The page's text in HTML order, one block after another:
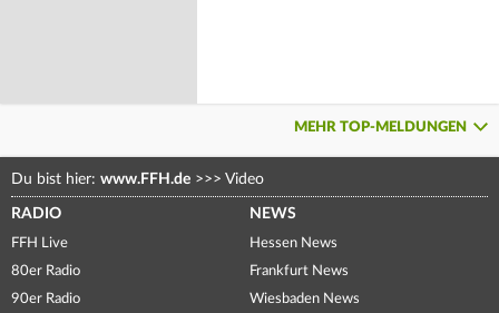
MEHR TOP-MELDUNGEN
Du bist hier: www.FFH.de >>> Video
RADIO
FFH Live
80er Radio
90er Radio
NEWS
Hessen News
Frankfurt News
Wiesbaden News